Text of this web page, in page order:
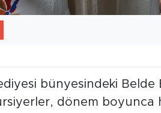
bünyesindeki
dönem boyunca